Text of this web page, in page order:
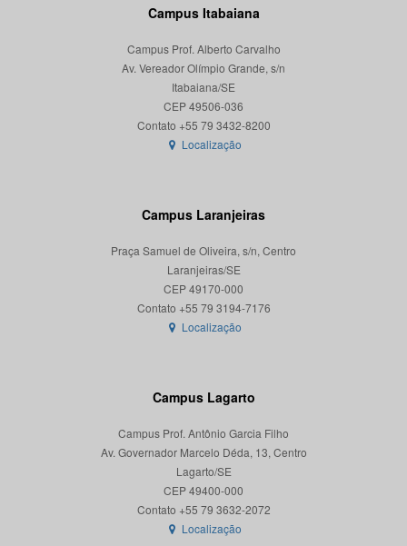
Campus Itabaiana
Campus Prof. Alberto Carvalho
Av. Vereador Olímpio Grande, s/n
Itabaiana/SE
CEP 49506-036
Localização
Campus Laranjeiras
Praça Samuel de Oliveira, s/n, Centro
Laranjeiras/SE
CEP 49170-000
Localização
Campus Lagarto
Campus Prof. Antônio Garcia Filho
Av. Governador Marcelo Déda, 13, Centro
Lagarto/SE
CEP 49400-000
Localização